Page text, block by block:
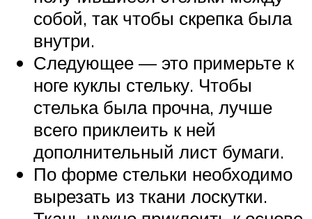
собой, так чтобы скрепка была
внутри.
Следующее — это примерьте к
ноге куклы стельку. Чтобы
стелька была прочна, лучше
всего приклеить к ней
дополнительный лист бумаги.
По форме стельки необходимо
вырезать из ткани лоскутки.